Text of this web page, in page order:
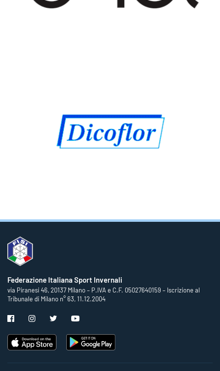
Federazione Italiana Sport Invernali
via Piranesi 46, 20137 Milano – P.IVA e C.F. 05027640159 – Iscrizione al
Tribunale di Milano n° 63, 11.12.2004